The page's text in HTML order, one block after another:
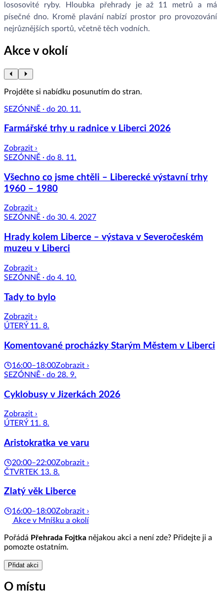
lososovité ryby. Hloubka přehrady je až 11 metrů a má
písečné dno. Kromě plavání nabízí prostor pro provozování
nejrůznějších sportů, včetně těch vodních.
Akce v okolí
Projděte si nabídku posunutím do stran.
SEZÓNNĚ · do 20. 11.
Farmářské trhy u radnice v Liberci 2026
Zobrazit ›
SEZÓNNĚ · do 8. 11.
Všechno co jsme chtěli – Liberecké výstavní trhy
1960 – 1980
Zobrazit ›
SEZÓNNĚ · do 30. 4. 2027
Hrady kolem Liberce – výstava v Severočeském
muzeu v Liberci
Zobrazit ›
SEZÓNNĚ · do 4. 10.
Tady to bylo
Zobrazit ›
ÚTERÝ 11. 8.
Komentované procházky Starým Městem v Liberci
16:00–18:00Zobrazit ›
SEZÓNNĚ · do 28. 9.
Cyklobusy v Jizerkách 2026
Zobrazit ›
ÚTERÝ 11. 8.
Aristokratka ve varu
20:00–22:00Zobrazit ›
ČTVRTEK 13. 8.
Zlatý věk Liberce
16:00–18:00Zobrazit ›
Akce v Mníšku a okolí
Pořádá Přehrada Fojtka nějakou akci a není zde? Přidejte ji a
pomozte ostatním.
Přidat akci
O místu